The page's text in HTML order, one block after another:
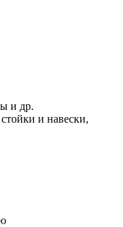
и др.
и навески,